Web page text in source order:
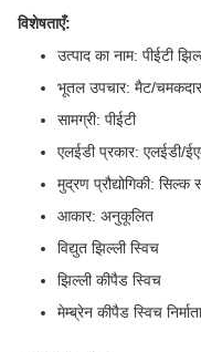
विशेषताएँ:
उत्पाद का नाम: पीईटी
भूतल उपचार: मैट/चमकदार
सामग्री: पीईटी
एलईडी प्रकार: एलईडी/
मुद्रण प्रौद्योगिकी: सिल्क
आकार: अनुकूलित
विद्युत झिल्ली स्विच
झिल्ली कीपैड स्विच
मेम्ब्रेन कीपैड स्विच निर्माता